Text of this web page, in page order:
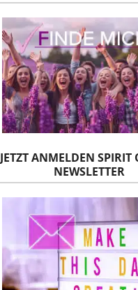
JETZT ANMELDEN SPIRIT
NEWSLETTER